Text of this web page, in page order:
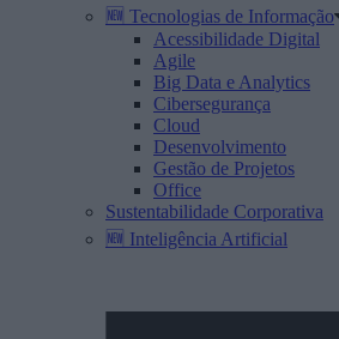
🆕 Tecnologias de Informação
Acessibilidade Digital
Agile
Big Data e Analytics
Cibersegurança
Cloud
Desenvolvimento
Gestão de Projetos
Office
Sustentabilidade Corporativa
🆕 Inteligência Artificial